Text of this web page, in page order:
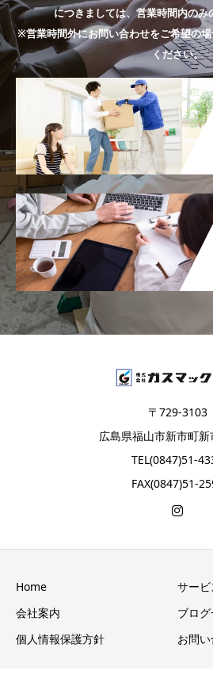
につきましては、営業時間内のみ
※営業時間外にお問い合わせをご希望の
ください。
〒729-3103
広島県福山市新市町新
TEL(0847)51-
FAX(0847)51-
Home
サービ
会社案内
ブロ
個人情報保護方針
お問